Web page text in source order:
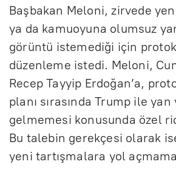
Başbakan Meloni, zirvede
ya da kamuoyuna olumsuz
görüntü istemediği için
düzenleme istedi. Meloni,
Recep Tayyip Erdoğan’a,
planı sırasında Trump ile yan
gelmemesi konusunda özel
Bu talebin gerekçesi olarak
yeni tartışmalara yol